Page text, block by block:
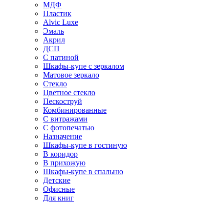
МДФ
Пластик
Alvic Luxe
Эмаль
Акрил
ДСП
С патиной
Шкафы-купе с зеркалом
Матовое зеркало
Стекло
Цветное стекло
Пескоструй
Комбинированные
С витражами
С фотопечатью
Назначение
Шкафы-купе в гостиную
В коридор
В прихожую
Шкафы-купе в спальню
Детские
Офисные
Для книг